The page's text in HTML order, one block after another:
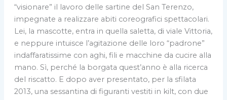
“visionare” il lavoro delle sartine del San Terenzo,
impegnate a realizzare abiti coreografici spettacolari.
Lei, la mascotte, entra in quella saletta, di viale Vittoria,
e neppure intuisce l’agitazione delle loro “padrone”
indaffaratissime con aghi, fili e macchine da cucire alla
mano. Sì, perché la borgata quest’anno è alla ricerca
del riscatto. E dopo aver presentato, per la sfilata
2013, una sessantina di figuranti vestiti in kilt, con due